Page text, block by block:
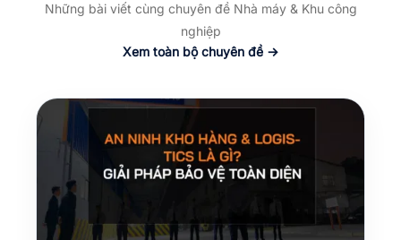
Những bài viết cùng chuyên đề Nhà máy & Khu công
nghiệp
Xem toàn bộ chuyên đề →